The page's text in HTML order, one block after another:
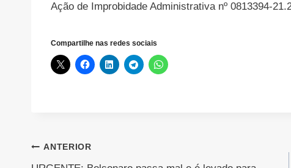
Ação de Improbidade Administrativa nº 0813394-
Compartilhe nas redes sociais
Navegação
ANTERIOR